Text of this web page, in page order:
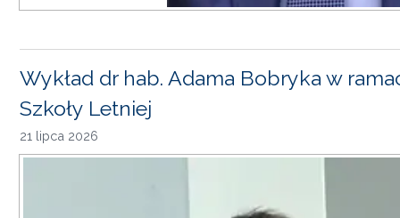
Wykład dr hab. Adama Bobryka w
Szkoły Letniej
21 lipca 2026